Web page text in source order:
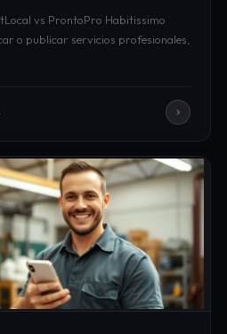
vs ProntoPro Habitissimo
o publicar servicios profesionales,